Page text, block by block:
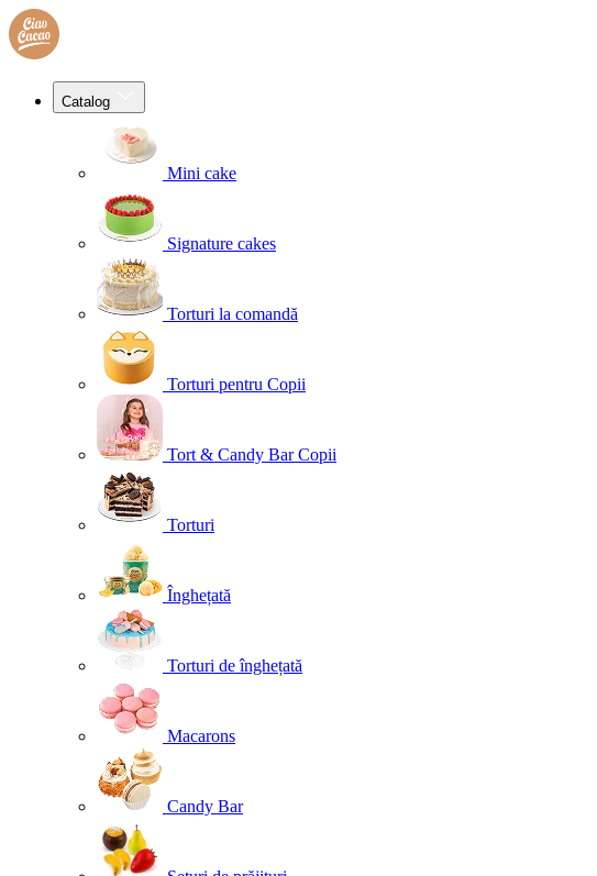
Catalog
Mini cake
Signature cakes
Torturi la comandă
Torturi pentru Copii
Tort & Candy Bar Copii
Torturi
Înghețată
Torturi de înghețată
Macarons
Candy Bar